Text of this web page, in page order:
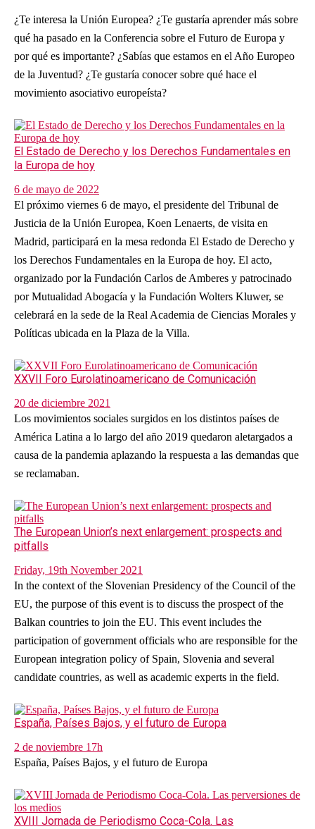
¿Te interesa la Unión Europea? ¿Te gustaría aprender más sobre
qué ha pasado en la Conferencia sobre el Futuro de Europa y
por qué es importante? ¿Sabías que estamos en el Año Europeo
de la Juventud? ¿Te gustaría conocer sobre qué hace el
movimiento asociativo europeísta?
El Estado de Derecho y los Derechos Fundamentales en
la Europa de hoy
6 de mayo de 2022
El próximo viernes 6 de mayo, el presidente del Tribunal de
Justicia de la Unión Europea, Koen Lenaerts, de visita en
Madrid, participará en la mesa redonda El Estado de Derecho y
los Derechos Fundamentales en la Europa de hoy. El acto,
organizado por la Fundación Carlos de Amberes y patrocinado
por Mutualidad Abogacía y la Fundación Wolters Kluwer, se
celebrará en la sede de la Real Academia de Ciencias Morales y
Políticas ubicada en la Plaza de la Villa.
XXVII Foro Eurolatinoamericano de Comunicación
20 de diciembre 2021
Los movimientos sociales surgidos en los distintos países de
América Latina a lo largo del año 2019 quedaron aletargados a
causa de la pandemia aplazando la respuesta a las demandas que
se reclamaban.
The European Union’s next enlargement: prospects and
pitfalls
Friday, 19th November 2021
In the context of the Slovenian Presidency of the Council of the
EU, the purpose of this event is to discuss the prospect of the
Balkan countries to join the EU. This event includes the
participation of government officials who are responsible for the
European integration policy of Spain, Slovenia and several
candidate countries, as well as academic experts in the field.
España, Países Bajos, y el futuro de Europa
2 de noviembre 17h
España, Países Bajos, y el futuro de Europa
XVIII Jornada de Periodismo Coca-Cola. Las